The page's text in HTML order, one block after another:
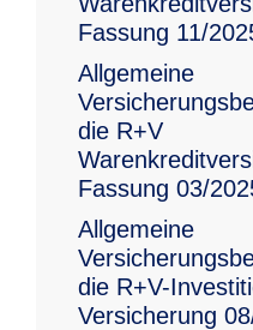
unterstützt Sie
und Monitoring
ermöglicht sie
Wachstum durch
Banken.
Möglichkeit der
Forderungen
durch die
anderen
besteht.
Fassung 11/
Allgemeine
die R+V
Fassung 03/
Allgemeine
die R+V-
Versicherung